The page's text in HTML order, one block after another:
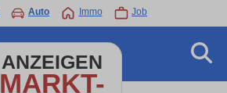
Auto Immo Job
ANZEIGEN
MARKT-